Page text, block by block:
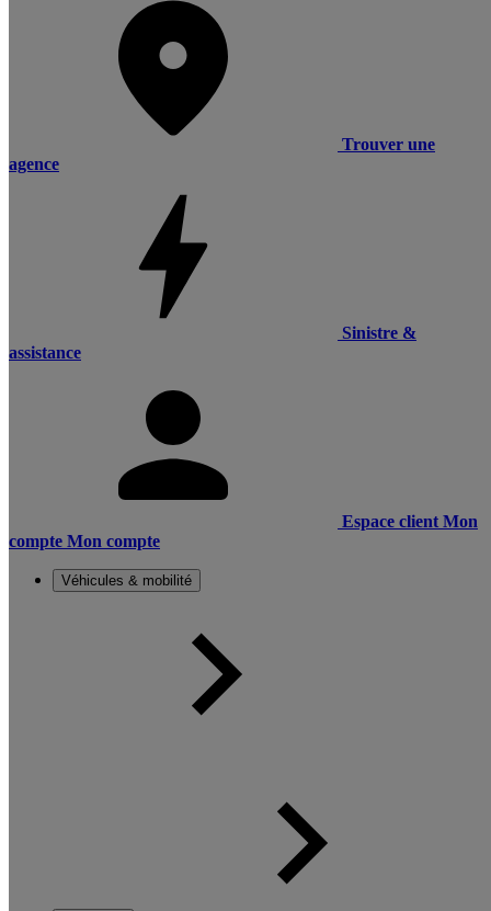
Trouver une
agence
Sinistre &
assistance
Espace client Mon
compte Mon compte
Véhicules & mobilité